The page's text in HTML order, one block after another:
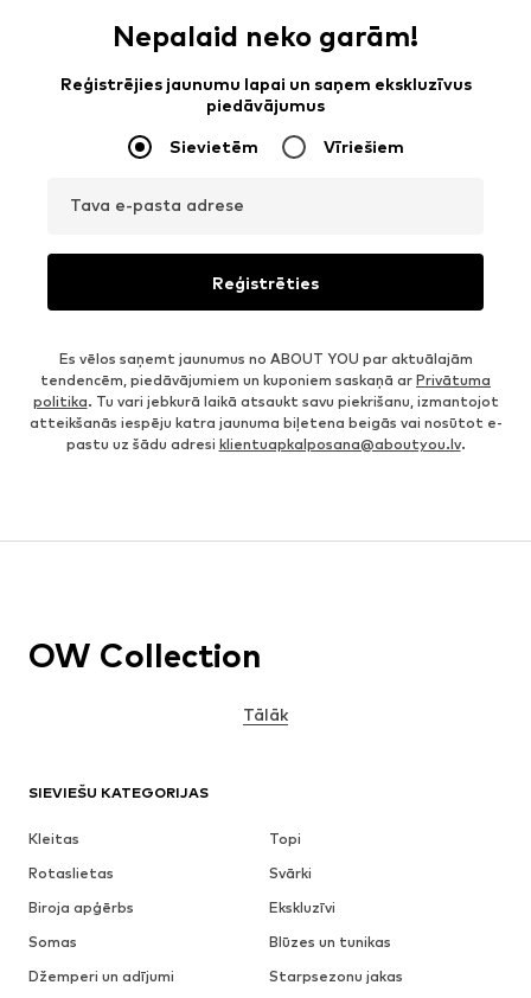
Nepalaid neko garām!
Reģistrējies jaunumu lapai un saņem ekskluzīvus
piedāvājumus
Sievietēm Vīriešiem
Tava e-pasta adrese
Reģistrēties
Es vēlos saņemt jaunumus no ABOUT YOU par aktuālajām
tendencēm, piedāvājumiem un kuponiem saskaņā ar Privātuma
politika. Tu vari jebkurā laikā atsaukt savu piekrišanu, izmantojot
atteikšanās iespēju katra jaunuma biļetena beigās vai nosūtot e-
pastu uz šādu adresi klientuapkalposana@aboutyou.lv.
SIEVIEŠU KATEGORIJAS
Kleitas
Topi
Rotaslietas
Svārki
Biroja apģērbs
Ekskluzīvi
Somas
Blūzes un tunikas
Džemperi un adījumi
Starpsezonu jakas
OW Collection
Tālāk